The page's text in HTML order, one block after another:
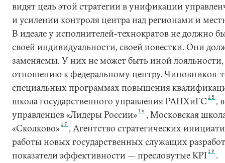
видят цель этой стратегии в унификации
и усилении контроля центра над регионами и
В идеале у исполнителей-технократов не должно
своей индивидуальности, своей повестки. Они
заменяемы. У них не может быть иной лояльности,
отношению к федеральному центру. Чиновников-
специальных программах повышения
школа государственного управления РАНХиГС 15 ,
управленцев «Лидеры России»16 , Московская
«Сколково»17 , Агентство стратегических
работы новых государственных служащих
показатели эффективности — пресловутые KPI19 .